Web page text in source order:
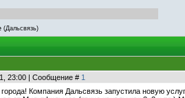
(Дальсвязь)
23:00 | Сообщение # 1
Компания Дальсвязь запустила новую